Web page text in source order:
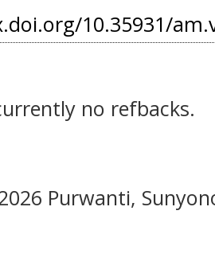
10.35931/
no refbacks.
Purwanti,